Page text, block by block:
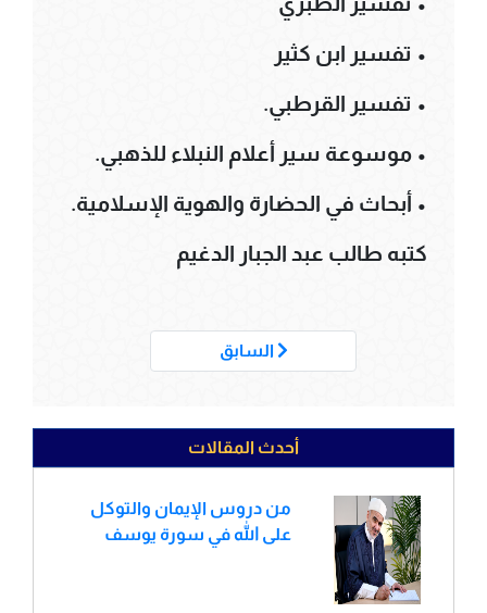
• تفسير ابن كثير
• تفسير القرطبي.
• موسوعة سير أعلام النبلاء للذهبي.
• أبحاث في الحضارة والهوية الإسلامية.
كتبه طالب عبد الجبار الدغيم
السابق
أحدث المقالات
من دروس الإيمان والتوكل
على الله في سورة يوسف